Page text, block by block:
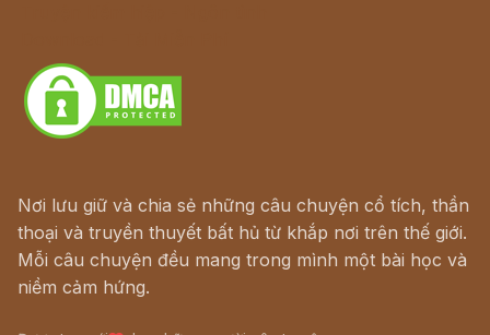
Nơi lưu giữ và chia sẻ những câu chuyện cổ tích, thần
thoại và truyền thuyết bất hủ từ khắp nơi trên thế giới.
Mỗi câu chuyện đều mang trong mình một bài học và
niềm cảm hứng.